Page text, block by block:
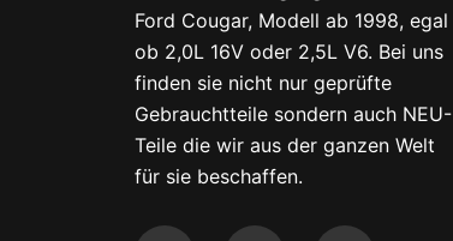
Ford Cougar, Modell ab 1998, egal
ob 2,0L 16V oder 2,5L V6. Bei uns
finden sie nicht nur geprüfte
Gebrauchtteile sondern auch NEU-
Teile die wir aus der ganzen Welt
für sie beschaffen.